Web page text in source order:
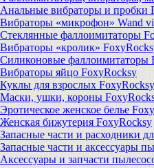
Анальные вибраторы и пробки
Вибраторы «микрофон» Wand
Стеклянные фаллоимитаторы
Вибраторы «кролик»
Силиконовые фаллоимитаторы
Вибраторы яйцо FoxyRocksy
Куклы для взрослых FoxyRocksy
Маски, ушки, короны
Эротическое женское белье
Женская бижутерия FoxyRocksy
Запасные части и расходники
Запасные части и аксессуары
Аксессуары и запчасти